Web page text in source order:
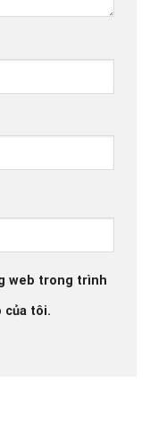
web trong trình
của tôi.